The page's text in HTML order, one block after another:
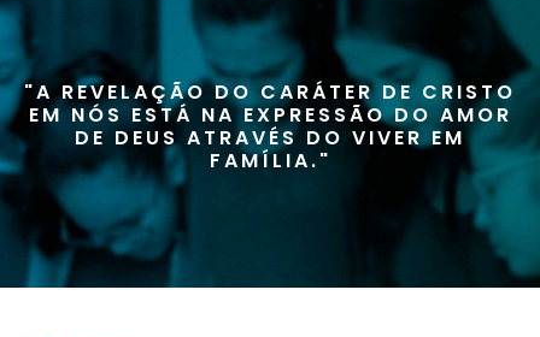
"A REVELAÇÃO DO CARÁTER DE CRISTO
EM NÓS ESTÁ NA EXPRESSÃO DO AMOR
DE DEUS ATRAVÉS DO VIVER EM
FAMÍLIA."